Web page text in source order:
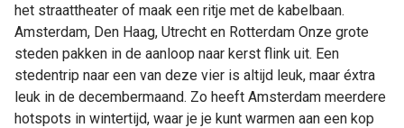
het straattheater of maak een ritje met de kabelbaan.
Amsterdam, Den Haag, Utrecht en Rotterdam Onze grote
steden pakken in de aanloop naar kerst flink uit. Een
stedentrip naar een van deze vier is altijd leuk, maar éxtra
leuk in de decembermaand. Zo heeft Amsterdam meerdere
hotspots in wintertijd, waar je je kunt warmen aan een kop